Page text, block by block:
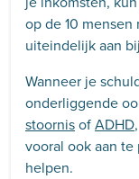
op de 10
uiteindelijk aan
Wanneer je
onderliggende
stoornisofADHD
vooral ook aan
helpen.